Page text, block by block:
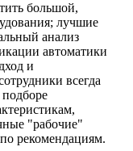
большой,
лучшие
анализ
автоматики
и
всегда
"рабочие"
рекомендациям.